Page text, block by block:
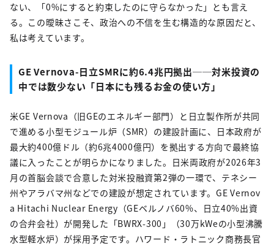
ない、「0%にすると約束したのに守らなかった」とも言え
る。この曖昧さこそ、政治への不信を生む構造的な原因だと、
私は考えています。
GE Vernova-日立SMRに約6.4兆円拠出──対米投資の
中では数少ない「日本にも残るお金の使い方」
米GE Vernova（旧GEのエネルギー部門）と日立製作所が共同
で進める小型モジュール炉（SMR）の建設計画に、日本政府が
最大約400億ドル（約6兆4000億円）を拠出する方向で最終協
議に入ったことが明らかになりました。日米両政府が2026年3
月の首脳会談で合意した対米投融資第2弾の一環で、テネシー
州やアラバマ州などでの建設が想定されています。GE Vernov
a Hitachi Nuclear Energy（GEベルノバ60%、日立40%出資
の合弁会社）が開発した「BWRX-300」（30万kWeの小型沸騰
水型軽水炉）が採用予定です。ハワード・ラトニック商務長官